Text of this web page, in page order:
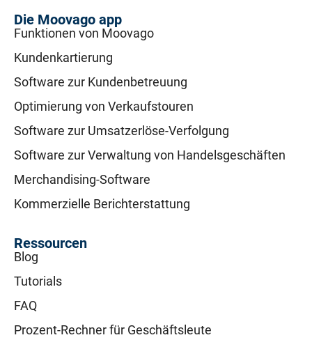
Die Moovago app
Funktionen von Moovago
Kundenkartierung
Software zur Kundenbetreuung
Optimierung von Verkaufstouren
Software zur Umsatzerlöse-Verfolgung
Software zur Verwaltung von Handelsgeschäften
Merchandising-Software
Kommerzielle Berichterstattung
Ressourcen
Blog
Tutorials
FAQ
Prozent-Rechner für Geschäftsleute